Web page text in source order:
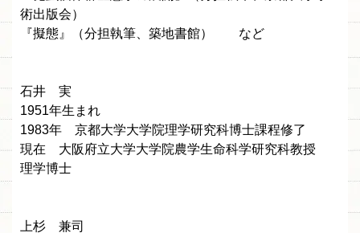
術出版会）
『擬態』（分担執筆、築地書館） など
石井 実
1951年生まれ
1983年 京都大学大学院理学研究科博士課程修了
現在 大阪府立大学大学院農学生命科学研究科教授
理学博士
上杉 兼司